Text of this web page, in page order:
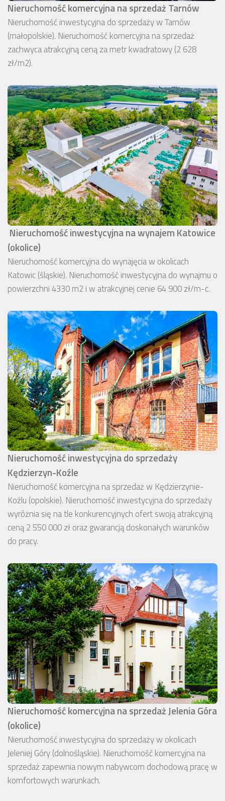
Nieruchomość komercyjna na sprzedaż Tarnów
Nieruchomość inwestycyjna do sprzedaży w Tarnów
(małopolskie). Nieruchomość komercyjna na sprzedaż
zachwyca atrakcyjną ceną za metr kwadratowy (2 628
zł/m2).
Nieruchomość inwestycyjna na wynajem Katowice
(okolice)
Nieruchomość komercyjna do wynajęcia w okolicach
Katowic (śląskie). Nieruchomość inwestycyjna do wynajmu o
powierzchni 4330 m2 i w atrakcyjnej cenie 64 900 zł/m-c.
Nieruchomość inwestycyjna do sprzedaży
Kędzierzyn-Koźle
Nieruchomość komercyjna na sprzedaż w Kędzierzynie-
Koźlu (opolskie). Nieruchomość inwestycyjna do sprzedaży
wyróżnia się na tle konkurencyjnych ofert swoją atrakcyjną
ceną 2 550 000 zł oraz gwarancją doskonałych warunków
do pracy.
Nieruchomość komercyjna na sprzedaż Jelenia Góra
(okolice)
Nieruchomość inwestycyjna do sprzedaży w okolicach
Jeleniej Góry (dolnośląskie). Nieruchomość komercyjna na
sprzedaż zapewnia nowym nabywcom dochodową pracę w
komfortowych warunkach.